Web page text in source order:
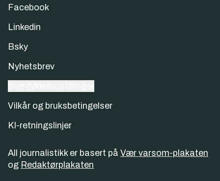
Facebook
Linkedin
Bsky
Nyhetsbrev
Vilkår og bruksbetingelser
KI-retningslinjer
All journalistikk er basert på Vær varsom-plakaten
og Redaktørplakaten